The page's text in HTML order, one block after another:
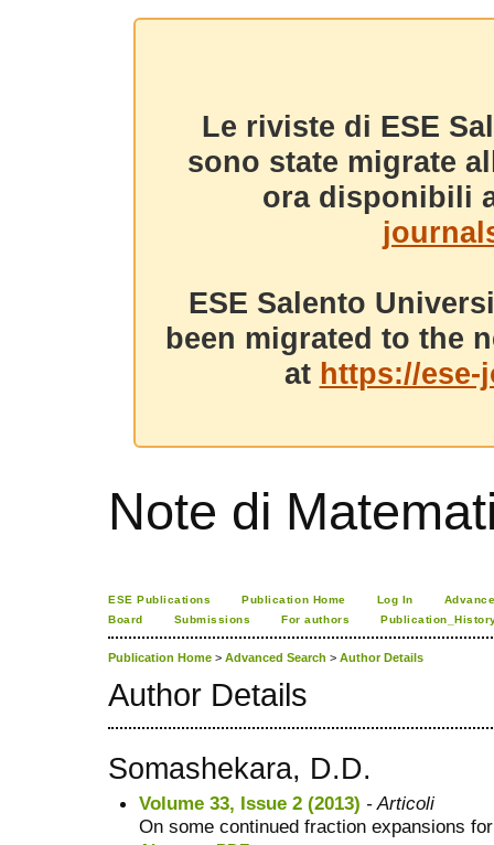
Le riviste di ESE
sono state migrate
ora disponibili
ESE Salento
been migrated to the
at https://
Note di
ESE Publications Publication Home Log In
Board
Submissions For authors
Publication Home > Advanced Search > Author Details
Author Details
Somashekara, D.D.
Volume 33, Issue 2 (2013) - Articoli
On some continued fraction expansions